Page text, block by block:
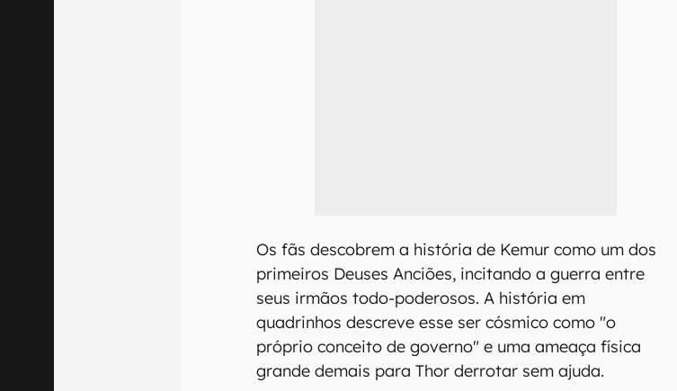
Os fãs descobrem a história de Kemur como um dos
primeiros Deuses Anciões, incitando a guerra entre
seus irmãos todo-poderosos. A história em
quadrinhos descreve esse ser cósmico como "o
próprio conceito de governo" e uma ameaça física
grande demais para Thor derrotar sem ajuda.